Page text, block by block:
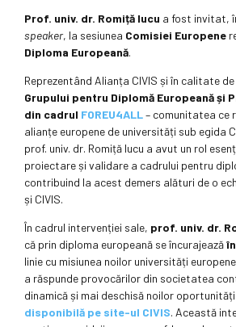
Prof. univ. dr. Romiță Iucu a fost invitat,
speaker, la sesiunea Comisiei Europene
Diploma Europeană.
Reprezentând Alianța CIVIS și în calitate
Grupului pentru Diplomă Europeană și
din cadrul FOREU4ALL– comunitatea ce
alianțe europene de universități sub egida
prof. univ. dr. Romiță Iucu a avut un rol
proiectare și validare a cadrului pentru
contribuind la acest demers alături de o
și CIVIS.
În cadrul intervenției sale, prof. univ. dr.
că prin diploma europeană se încurajează
linie cu misiunea noilor universități
a răspunde provocărilor din societatea
dinamică și mai deschisă noilor
disponibilă pe site-ul CIVIS. Această